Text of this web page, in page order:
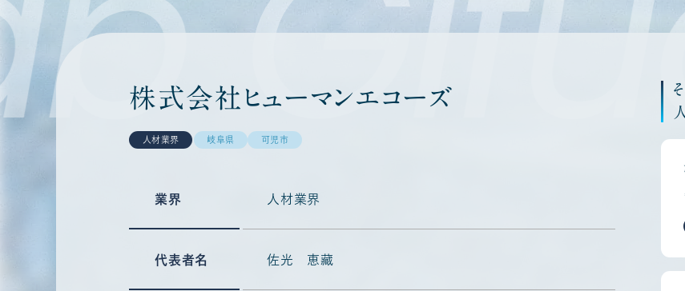
株式会社ヒューマンエコーズ
人材業界 岐阜県 可児市
業界 人材業界
代表者名 佐光 恵藏